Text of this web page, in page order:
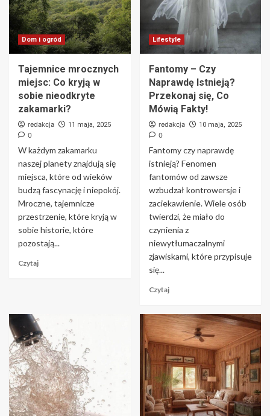
Dom i ogród
Tajemnice mrocznych
miejsc: Co kryją w
sobie nieodkryte
zakamarki?
redakcja 11 maja, 2025
0
W każdym zakamarku
naszej planety znajdują się
miejsca, które od wieków
budzą fascynację i niepokój.
Mroczne, tajemnicze
przestrzenie, które kryją w
sobie historie, które
pozostają...
Czytaj
Lifestyle
Fantomy – Czy
Naprawdę Istnieją?
Przekonaj się, Co
Mówią Fakty!
redakcja 10 maja, 2025
0
Fantomy czy naprawdę
istnieją? Fenomen
fantomów od zawsze
wzbudzał kontrowersje i
zaciekawienie. Wiele osób
twierdzi, że miało do
czynienia z
niewytłumaczalnymi
zjawiskami, które przypisuje
się...
Czytaj